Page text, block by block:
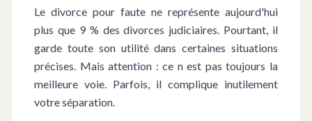
Le divorce pour faute ne représente aujourd'hui
plus que 9 % des divorces judiciaires. Pourtant, il
garde toute son utilité dans certaines situations
précises. Mais attention : ce n est pas toujours la
meilleure voie. Parfois, il complique inutilement
votre séparation.